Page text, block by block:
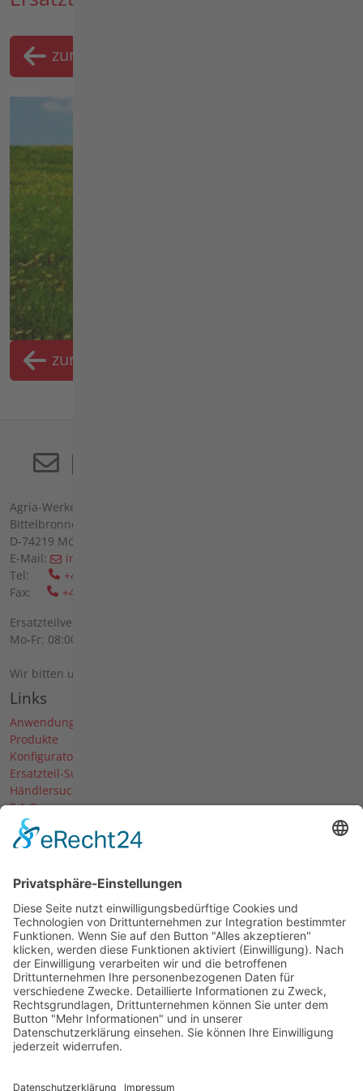
zurück
zurück
Agria-Werke GmbH
Bittelbronner Str. 42
D-74219 Möckmühl
E-Mail:
info(at)agria(dot)de
Tel:
+49 6298 39-0
Fax:
+49 6298 39-111
Ersatzteilverkauf vor Ort:
Mo-Fr: 08:00 - 12:00 Uhr und 13:00 - 16:00 Uhr
Wir bitten um telefonische Anmeldung.
Links
Anwendungen
Produkte
Konfigurator
Ersatzteil-Suche
Händlersuche
F.A.Q.
Downloads
Forum
Unternehmen
Über uns
News
Termine & Messen
Karriere
Historie